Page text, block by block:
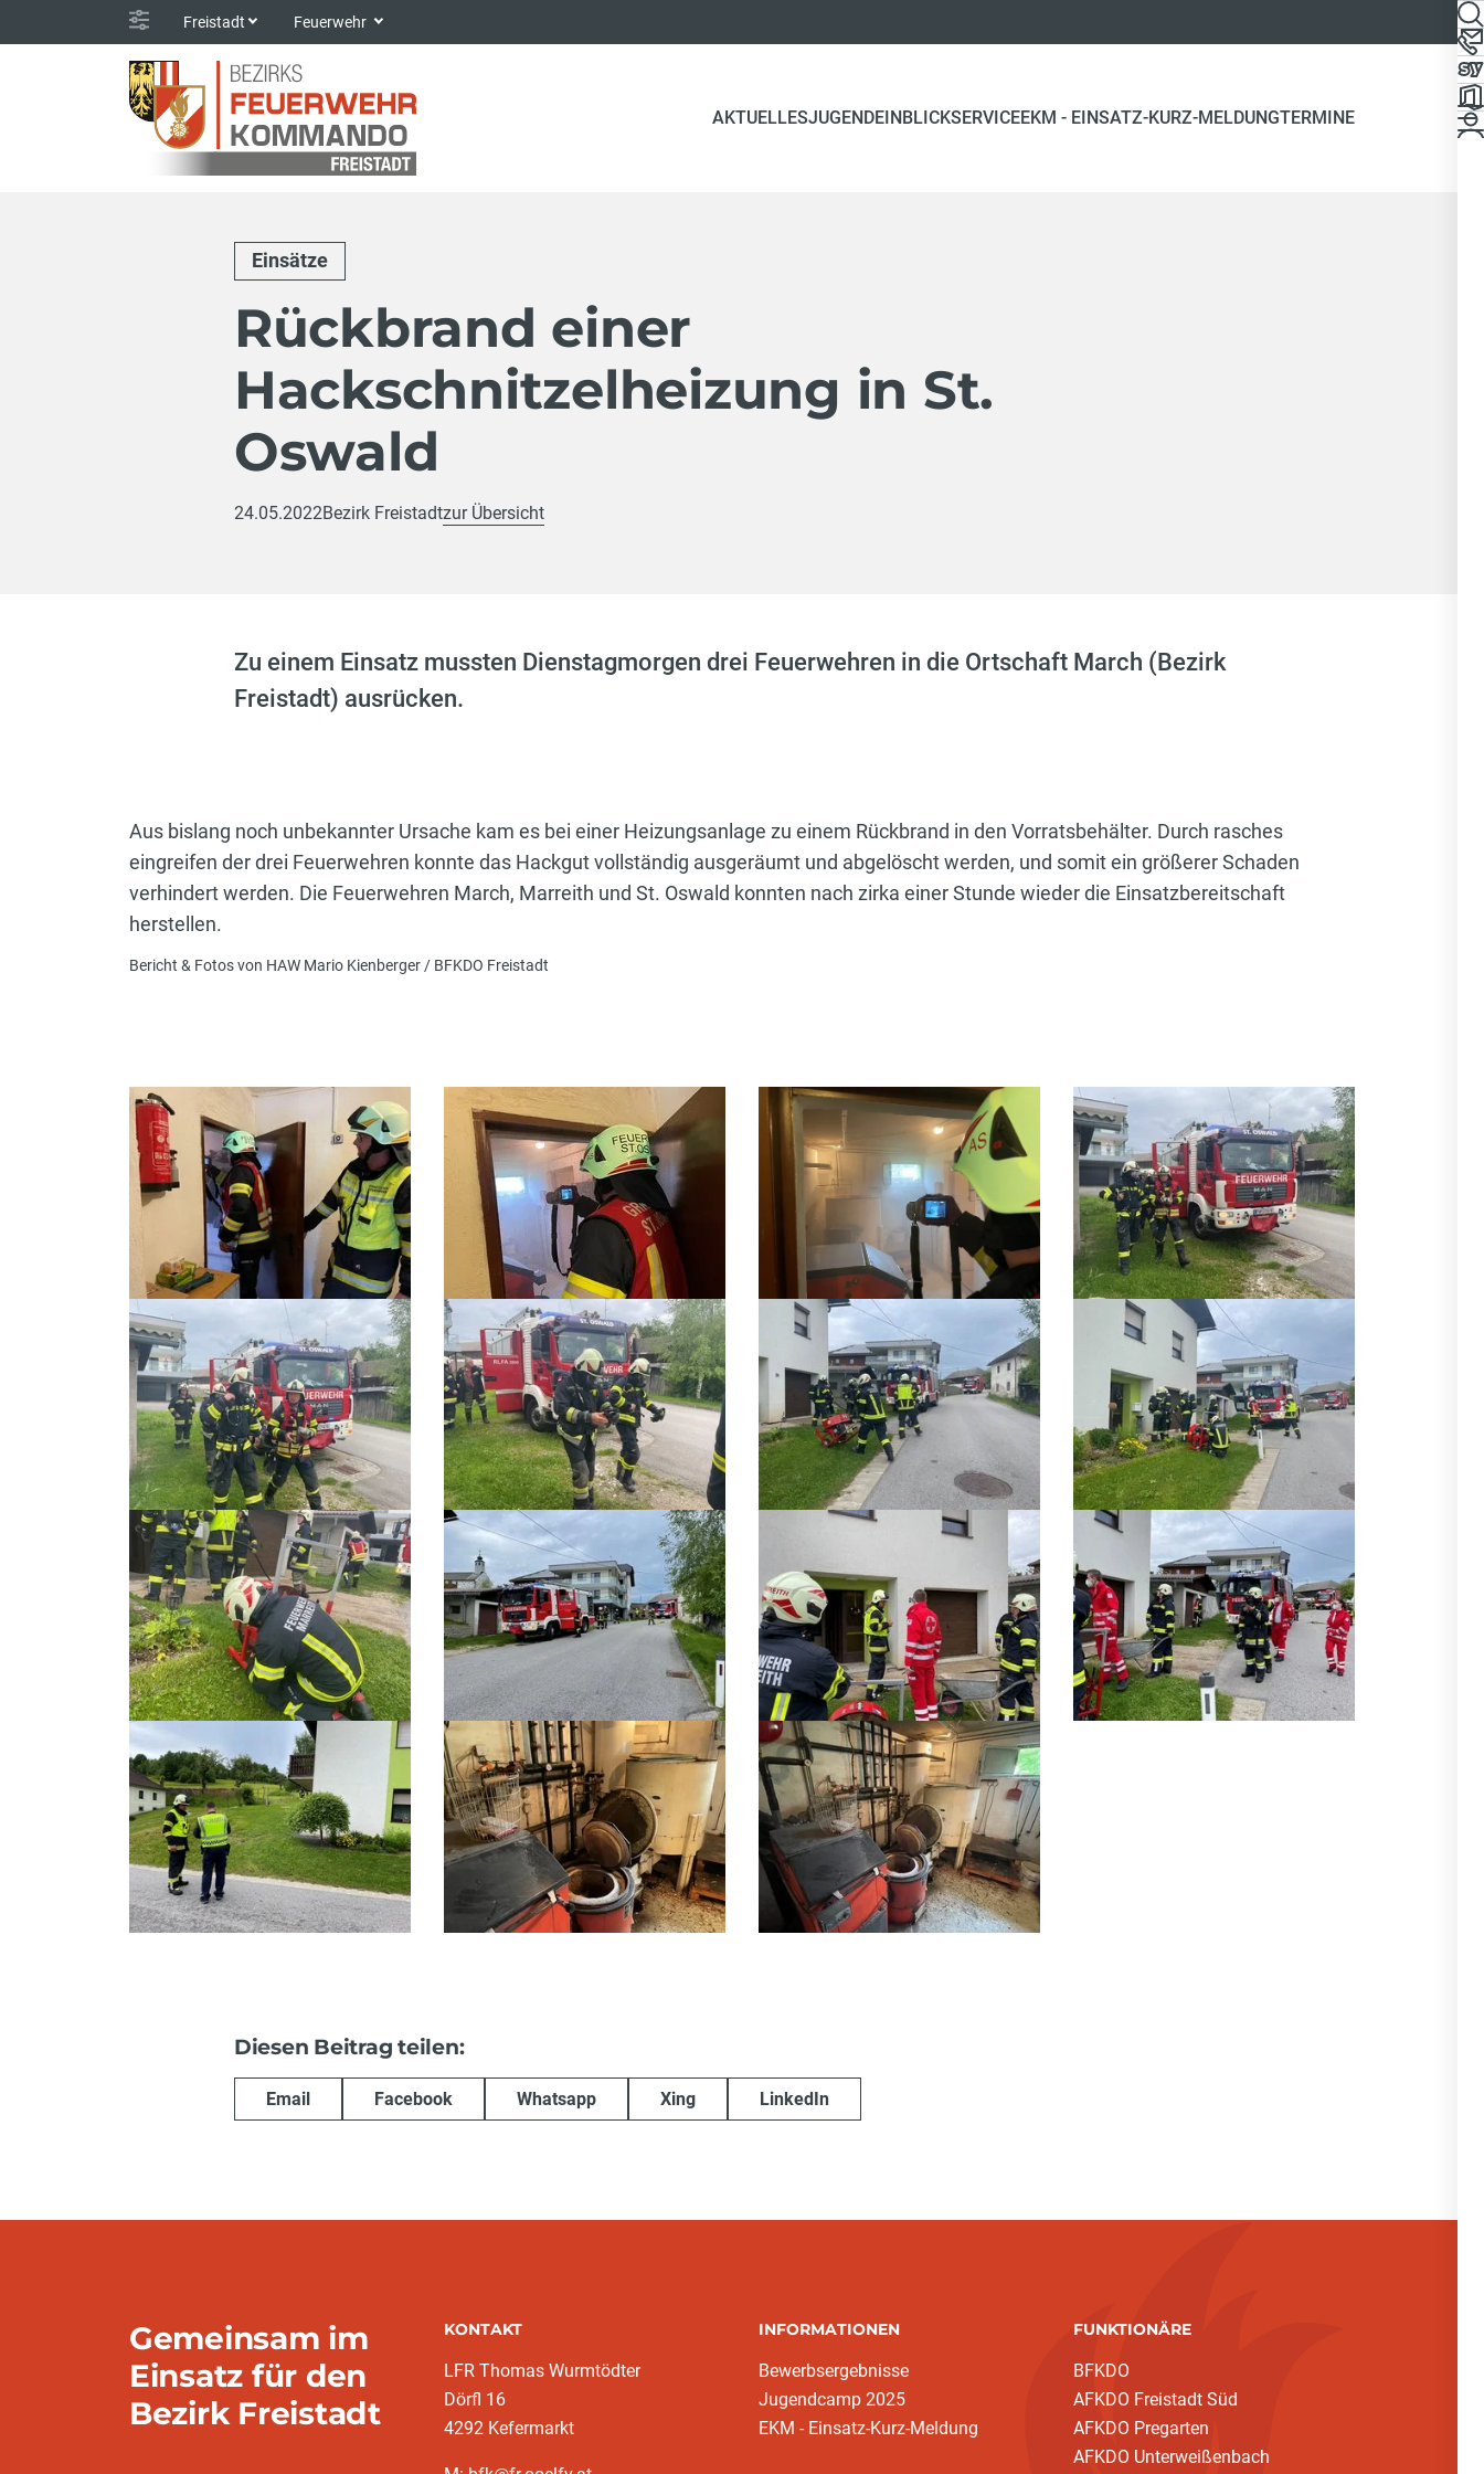
Freistadt Feuerwehr
AKTUELLES(CURRENT)
JUGENDEINBLICKSERVICEEKM - EINSATZ-KURZ-MELDUNGTERMINE
Einsätze
Rückbrand einer
Hackschnitzelheizung in St.
Oswald
24.05.2022Bezirk Freistadtzur Übersicht
Zu einem Einsatz mussten Dienstagmorgen drei Feuerwehren in die Ortschaft March (Bezirk
Freistadt) ausrücken.
Aus bislang noch unbekannter Ursache kam es bei einer Heizungsanlage zu einem Rückbrand in den Vorratsbehälter. Durch rasches
eingreifen der drei Feuerwehren konnte das Hackgut vollständig ausgeräumt und abgelöscht werden, und somit ein größerer Schaden
verhindert werden. Die Feuerwehren March, Marreith und St. Oswald konnten nach zirka einer Stunde wieder die Einsatzbereitschaft
herstellen.
Bericht & Fotos von HAW Mario Kienberger / BFKDO Freistadt
Diesen Beitrag teilen:
Email Facebook Whatsapp Xing LinkedIn
Gemeinsam im
Einsatz für den
Bezirk Freistadt
KONTAKT
LFR Thomas Wurmtödter
Dörfl 16
4292 Kefermarkt
INFORMATIONEN
Bewerbsergebnisse
Jugendcamp 2025
EKM - Einsatz-Kurz-Meldung
FUNKTIONÄRE
BFKDO
AFKDO Freistadt Süd
AFKDO Pregarten
AFKDO Unterweißenbach